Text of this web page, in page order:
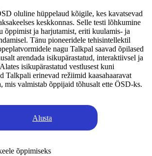
oluline hüppelaud kõigile, kes kavatsevad
keskkonnas. Selle testi lõhkumine
õppimist ja harjutamist, eriti kuulamis- ja
Tänu pioneeridele tehisintellektil
nagu Talkpal saavad õpilased
arendada isikupärastatud, interaktiivsel ja
isikupärastatud vestlusest kuni
Talkpali erinevad režiimid kaasahaaravat
mis valmistab õppijaid tõhusalt ette ÖSD-ks.
Alusta
õppimiseks